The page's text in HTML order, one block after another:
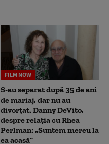
FILM NOW
S-au separat după 35 de ani
de mariaj, dar nu au
divorțat. Danny DeVito,
despre relația cu Rhea
Perlman: „Suntem mereu la
ea acasă”